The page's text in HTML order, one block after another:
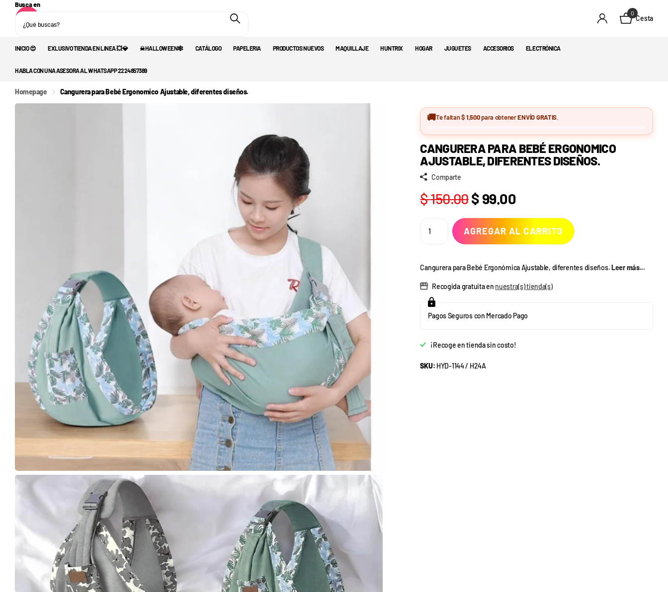
Busca en
0
Cesta
INICIO 😍 EXLUSIVO TIENDA EN LINEA 💥💎 ☠︎︎HALLOWEEN🕸️ CATÁLOGO PAPELERIA PRODUCTOS NUEVOS MAQUILLAJE HUNTRIX HOGAR JUGUETES ACCESORIOS ELECTRÓNICA
HABLA CON UNA ASESORA AL WHATSAPP 2224857389
Homepage Cangurera para Bebé Ergonomico Ajustable, diferentes diseños.
🚚Te faltan$ 1,500para obtenerENVÍO GRATIS
CANGURERA PARA BEBÉ ERGONOMICO
AJUSTABLE, DIFERENTES DISEÑOS.
Comparte
$ 150.00$ 99.00
AGREGAR AL CARRITO
Cangurera para Bebé Ergonómica Ajustable, diferentes diseños.Leer más...
Recogida gratuita en nuestra(s) tienda(s)
Pagos Seguros con Mercado Pago
¡Recoge en tienda sin costo!
SKU: HYD-1144 / H24A